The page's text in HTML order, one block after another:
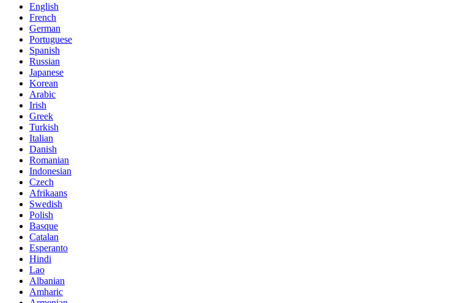
English
French
German
Portuguese
Spanish
Russian
Japanese
Korean
Arabic
Irish
Greek
Turkish
Italian
Danish
Romanian
Indonesian
Czech
Afrikaans
Swedish
Polish
Basque
Catalan
Esperanto
Hindi
Lao
Albanian
Amharic